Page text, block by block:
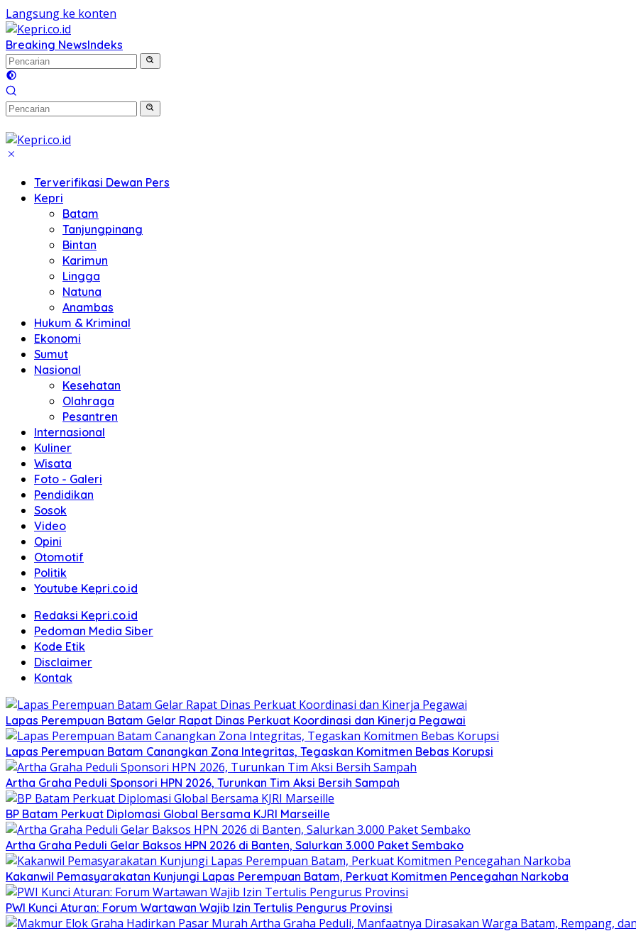
Langsung ke konten
Breaking NewsIndeks
Terverifikasi Dewan Pers
Kepri
Batam
Tanjungpinang
Bintan
Karimun
Lingga
Natuna
Anambas
Hukum & Kriminal
Ekonomi
Sumut
Nasional
Kesehatan
Olahraga
Pesantren
Internasional
Kuliner
Wisata
Foto - Galeri
Pendidikan
Sosok
Video
Opini
Otomotif
Politik
Youtube Kepri.co.id
Redaksi Kepri.co.id
Pedoman Media Siber
Kode Etik
Disclaimer
Kontak
Lapas Perempuan Batam Gelar Rapat Dinas Perkuat Koordinasi dan Kinerja Pegawai
Lapas Perempuan Batam Canangkan Zona Integritas, Tegaskan Komitmen Bebas Korupsi
Artha Graha Peduli Sponsori HPN 2026, Turunkan Tim Aksi Bersih Sampah
BP Batam Perkuat Diplomasi Global Bersama KJRI Marseille
Artha Graha Peduli Gelar Baksos HPN 2026 di Banten, Salurkan 3.000 Paket Sembako
Kakanwil Pemasyarakatan Kunjungi Lapas Perempuan Batam, Perkuat Komitmen Pencegahan Narkoba
PWI Kunci Aturan: Forum Wartawan Wajib Izin Tertulis Pengurus Provinsi